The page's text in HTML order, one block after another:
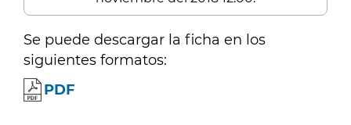
Se puede descargar la ficha en los
siguientes formatos:
PDF